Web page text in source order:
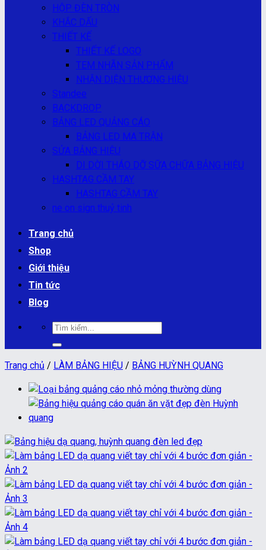
HỘP ĐÈN TRÒN
KHẮC DẤU
THIẾT KẾ
THIẾT KẾ LOGO
TEM NHÃN SẢN PHẨM
NHẬN DIỆN THƯƠNG HIỆU
Standee
BACKDROP
BẢNG LED QUẢNG CÁO
BẢNG LED MA TRẬN
SỬA BẢNG HIỆU
DI DỜI THÁO DỠ SỮA CHỮA BẢNG HIỆU
HASHTAG CẦM TAY
HASHTAG CẦM TAY
ne on sign thuỷ tinh
Trang chủ
Shop
Giới thiệu
Tin tức
Blog
Tìm
kiếm:
Trang chủ / LÀM BẢNG HIỆU / BẢNG HUỲNH QUANG